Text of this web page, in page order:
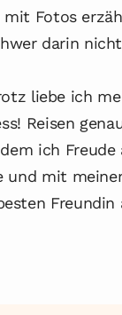
mit Fotos
darin
liebe ich
Reisen
ich Freude
und mit
Freundin